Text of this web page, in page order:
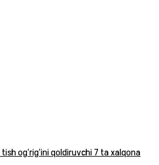
tish og‘rig‘ini qoldiruvchi 7 ta xalqona